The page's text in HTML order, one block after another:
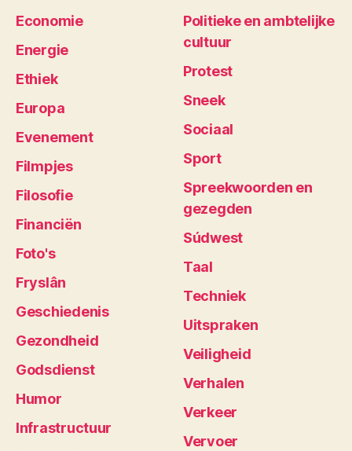
Economie
Energie
Ethiek
Europa
Evenement
Filmpjes
Filosofie
Financiën
Foto's
Fryslân
Geschiedenis
Gezondheid
Godsdienst
Humor
Infrastructuur
Politieke en ambtelijke
cultuur
Protest
Sneek
Sociaal
Sport
Spreekwoorden en
gezegden
Súdwest
Taal
Techniek
Uitspraken
Veiligheid
Verhalen
Verkeer
Vervoer